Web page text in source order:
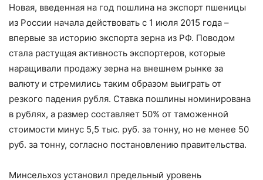
Новая, введенная на год пошлина на экспорт пшеницы
из России начала действовать с 1 июля 2015 года –
впервые за историю экспорта зерна из РФ. Поводом
стала растущая активность экспортеров, которые
наращивали продажу зерна на внешнем рынке за
валюту и стремились таким образом выиграть от
резкого падения рубля. Ставка пошлины номинирована
в рублях, а размер составляет 50% от таможенной
стоимости минус 5,5 тыс. руб. за тонну, но не менее 50
руб. за тонну, согласно постановлению правительства.
Минсельхоз установил предельный уровень